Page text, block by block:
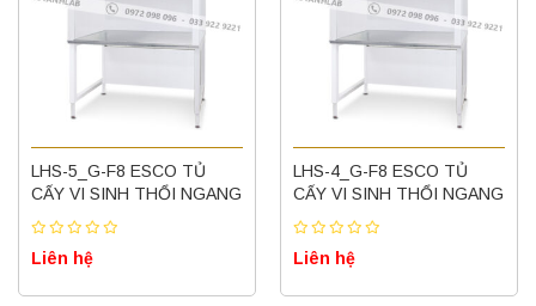
LHS-5_G-F8 ESCO TỦ
CẤY VI SINH THỔI NGANG
Liên hệ
LHS-4_G-F8 ESCO TỦ
CẤY VI SINH THỔI NGANG
Liên hệ